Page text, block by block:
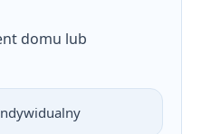
domu lub